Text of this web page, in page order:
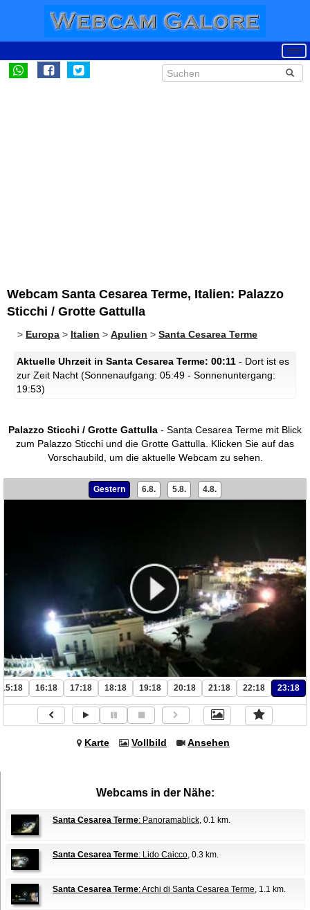
Webcam Santa Cesarea Terme, Italien: Palazzo
Sticchi / Grotte Gattulla
> Europa > Italien > Apulien > Santa Cesarea Terme
Aktuelle Uhrzeit in Santa Cesarea Terme: 00:11 - Dort ist es
zur Zeit Nacht (Sonnenaufgang: 05:49 - Sonnenuntergang:
19:53)
Palazzo Sticchi / Grotte Gattulla - Santa Cesarea Terme mit Blick
zum Palazzo Sticchi und die Grotte Gattulla.
Klicken Sie auf das
Vorschaubild, um die aktuelle Webcam zu sehen.
Gestern 6.8. 5.8. 4.8.
15:18 16:18 17:18 18:18 19:18 20:18 21:18 22:18 23:18
Karte Vollbild Ansehen
Webcams in der Nähe:
Santa Cesarea Terme: Panoramablick , 0.1 km.
Santa Cesarea Terme: Lido Caicco , 0.3 km.
Santa Cesarea Terme: Archi di Santa Cesarea Terme , 1.1 km.